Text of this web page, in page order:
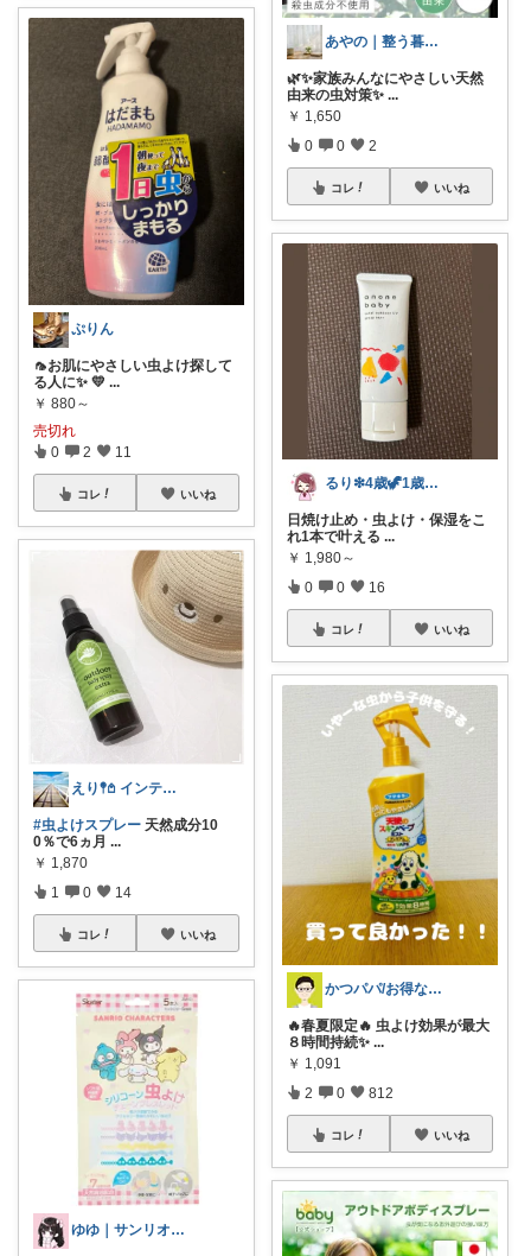
ぷりん
🦟お肌にやさしい虫よけ探して
る人に✨ 💛 ...
￥ 880～
売切れ
0 2 11
コレ いいね
えり𖤥𖤘 インテリア / キッズ
#虫よけスプレー 天然成分10
0％で6ヵ月 ...
￥ 1,870
1 0 14
コレ いいね
ゆゆ｜サンリオヲタク🎀
あやの｜整う暮らしROOM
🌿✨家族みんなにやさしい天然
由来の虫対策✨ ...
￥ 1,650
0 0 2
コレ いいね
るり❇︎4歳🦖1歳🎀ママ
日焼け止め・虫よけ・保湿をこ
れ1本で叶える ...
￥ 1,980～
0 0 16
コレ いいね
かつパパ/お得な子供服、育児商品の紹介✨
🔥春夏限定🔥 虫よけ効果が最大
８時間持続✨ ...
￥ 1,091
2 0 812
コレ いいね